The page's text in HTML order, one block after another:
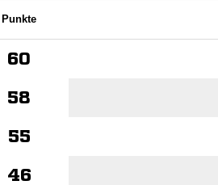
Punkte
60
58
55
46